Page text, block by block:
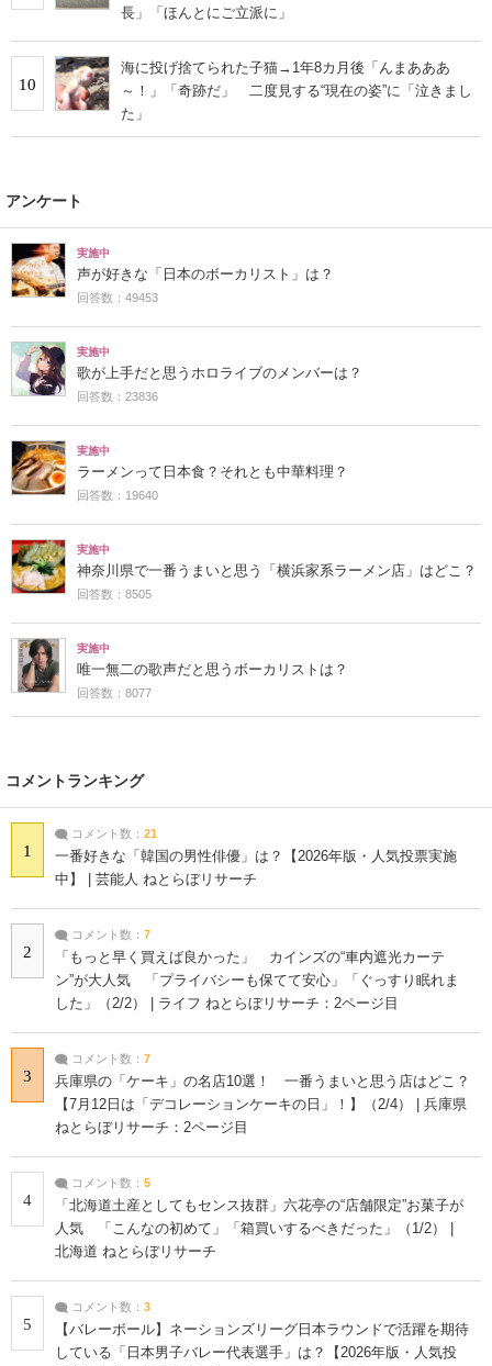
長」「ほんとにご立派に」
10
海に投げ捨てられた子猫→1年8カ月後「んまあああ
～！」「奇跡だ」 二度見する“現在の姿”に「泣きまし
た」
アンケート
実施中
声が好きな「日本のボーカリスト」は？
回答数：49453
実施中
歌が上手だと思うホロライブのメンバーは？
回答数：23836
実施中
ラーメンって日本食？それとも中華料理？
回答数：19640
実施中
神奈川県で一番うまいと思う「横浜家系ラーメン店」はどこ？
回答数：8505
実施中
唯一無二の歌声だと思うボーカリストは？
回答数：8077
コメントランキング
1
コメント数： 21
一番好きな「韓国の男性俳優」は？【2026年版・人気投票実施
中】 | 芸能人 ねとらぼリサーチ
2
コメント数： 7
「もっと早く買えば良かった」 カインズの“車内遮光カーテ
ン”が大人気 「プライバシーも保てて安心」「ぐっすり眠れま
した」（2/2） | ライフ ねとらぼリサーチ：2ページ目
3
コメント数： 7
兵庫県の「ケーキ」の名店10選！ 一番うまいと思う店はどこ？
【7月12日は「デコレーションケーキの日」！】（2/4） | 兵庫県
ねとらぼリサーチ：2ページ目
4
コメント数： 5
「北海道土産としてもセンス抜群」六花亭の“店舗限定”お菓子が
人気 「こんなの初めて」「箱買いするべきだった」（1/2） |
北海道 ねとらぼリサーチ
5
コメント数： 3
【バレーボール】ネーションズリーグ日本ラウンドで活躍を期待
している「日本男子バレー代表選手」は？【2026年版・人気投